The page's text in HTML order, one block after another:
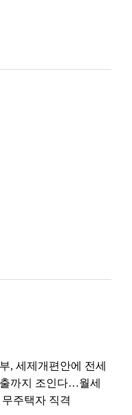
, 세제개편안에 전세
까지 조인다…월세
무주택자 직격